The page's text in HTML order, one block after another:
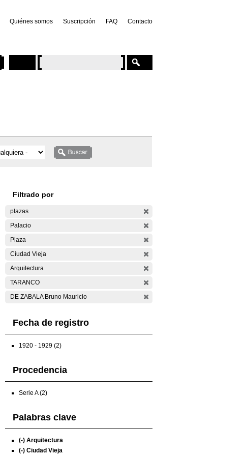
Quiénes somos Suscripción FAQ Contacto
Filtrado por
plazas
Palacio
Plaza
Ciudad Vieja
Arquitectura
TARANCO
DE ZABALA Bruno Mauricio
Fecha de registro
1920 - 1929 (2)
Procedencia
Serie A (2)
Palabras clave
(-) Arquitectura
(-) Ciudad Vieja